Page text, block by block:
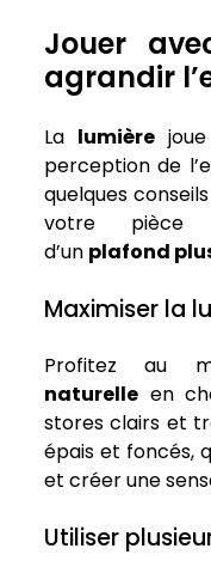
Jouer
agrandir
La lumière
perception de
quelques
votre pièce
d’un plafond
Maximiser la
Profitez au
naturelle en
stores clairs et
épais et foncés,
et créer une
Utiliser